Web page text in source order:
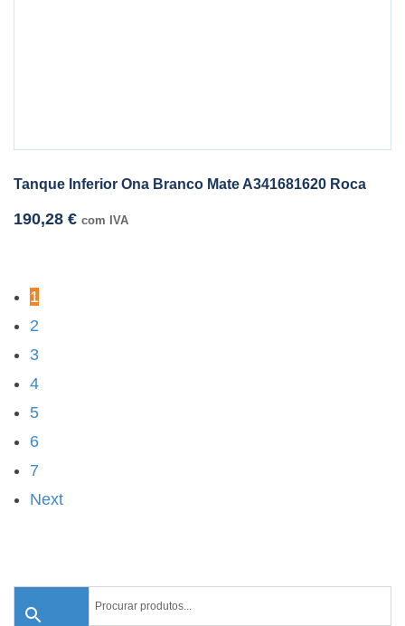
Tanque Inferior Ona Branco Mate A341681620 Roca
190,28 € com IVA
1
2
3
4
5
6
7
Next